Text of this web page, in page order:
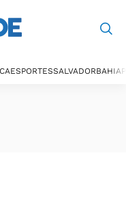
ESPORTESSALVADORBAHIA